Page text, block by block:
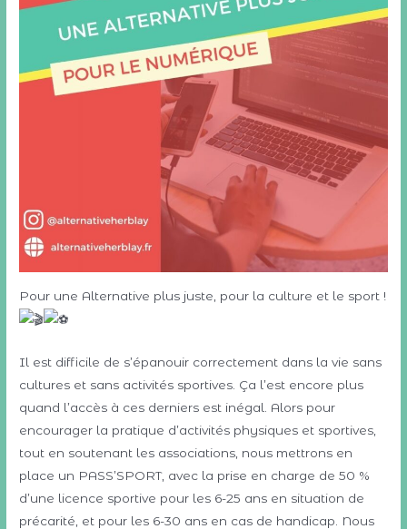
Pour une Alternative plus juste, pour la culture et le sport !
Il est difficile de s’épanouir correctement dans la vie sans
cultures et sans activités sportives. Ça l’est encore plus
quand l’accès à ces derniers est inégal. Alors pour
encourager la pratique d’activités physiques et sportives,
tout en soutenant les associations, nous mettrons en
place un PASS’SPORT, avec la prise en charge de 50 %
d’une licence sportive pour les 6-25 ans en situation de
précarité, et pour les 6-30 ans en cas de handicap. Nous